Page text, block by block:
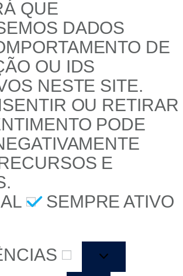
QUE
DADOS
DE
OU IDS
NESTE SITE.
OU RETIRAR
PODE
E
SEMPRE ATIVO